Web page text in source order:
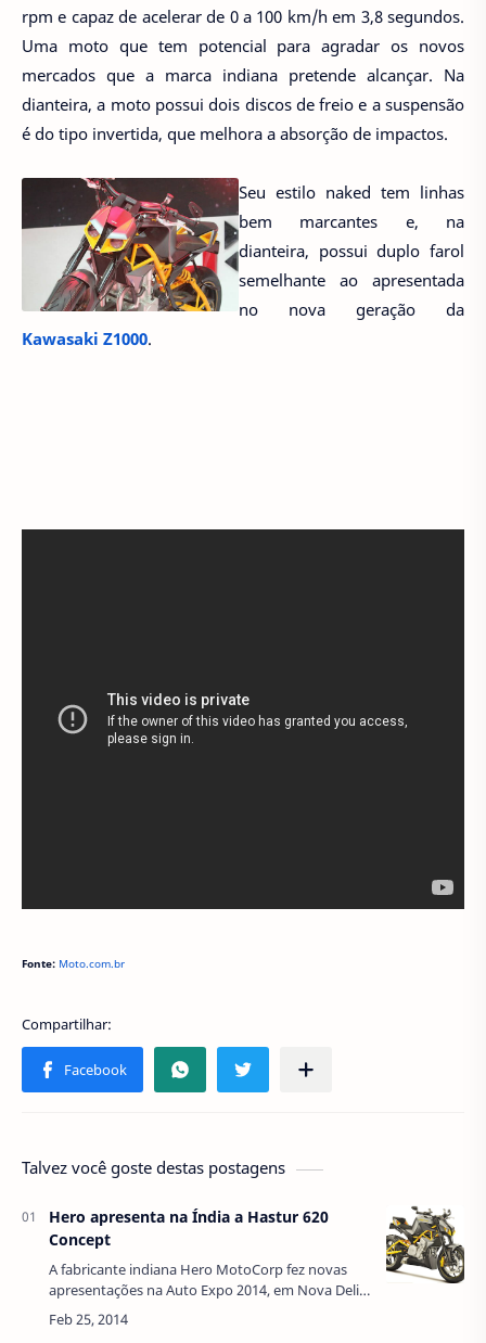
rpm e capaz de acelerar de 0 a 100 km/h em 3,8 segundos.
Uma moto que tem potencial para agradar os novos
mercados que a marca indiana pretende alcançar. Na
dianteira, a moto possui dois discos de freio e a suspensão
é do tipo invertida, que melhora a absorção de impactos.
Seu estilo naked tem linhas
bem marcantes e, na
dianteira, possui duplo farol
semelhante ao apresentada
no nova geração da
Kawasaki Z1000.
Fonte: Moto.com.br
Talvez você goste destas postagens
Hero apresenta na Índia a Hastur 620
Concept
A fabricante indiana Hero MotoCorp fez novas
apresentações na Auto Expo 2014, em Nova Deli,
e aproveitou os holofotes da mais importante
feira de veículos indiana para revelar…